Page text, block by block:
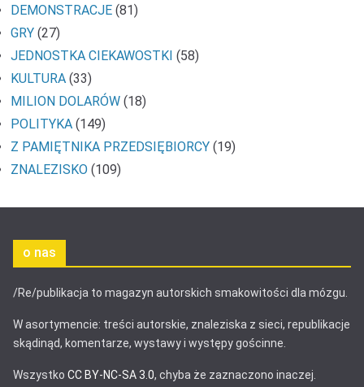
DEMONSTRACJE (81)
GRY (27)
JEDNOSTKA CIEKAWOSTKI (58)
KULTURA (33)
MILION DOLARÓW (18)
POLITYKA (149)
Z PAMIĘTNIKA PRZEDSIĘBIORCY (19)
ZNALEZISKO (109)
o nas
/Re/publikacja to magazyn autorskich smakowitości dla mózgu.
W asortymencie: treści autorskie, znaleziska z sieci, republikacje
skądinąd, komentarze, wystawy i występy gościnne.
Wszystko CC BY-NC-SA 3.0, chyba że zaznaczono inaczej.